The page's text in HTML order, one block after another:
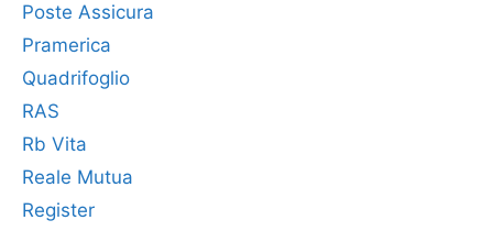
Poste Assicura
Pramerica
Quadrifoglio
RAS
Rb Vita
Reale Mutua
Register